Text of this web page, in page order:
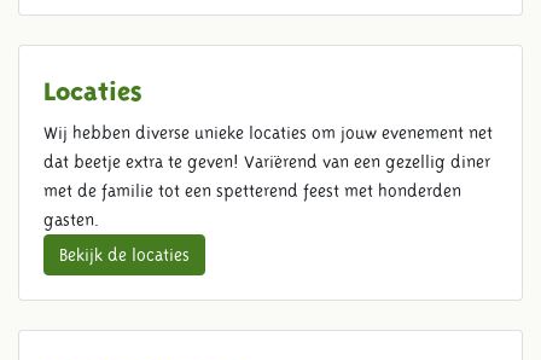
Locaties
Wij hebben diverse unieke locaties om jouw evenement net
dat beetje extra te geven! Variërend van een gezellig diner
met de familie tot een spetterend feest met honderden
gasten.
Bekijk de locaties